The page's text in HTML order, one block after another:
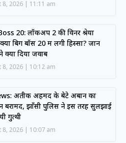
8, 2026 11:11 am
20: लॉकअप 2 की विनर श्रेया
बिग बॉस 20 में लेंगी हिस्सा? जानें
क्या दिया जवाब
8, 2026 10:12 am
अतीक अहमद के बेटे अबान का
बरामद, झाँसी पुलिस ने इस तरह सुलझाई
गुत्थी
8, 2026 10:07 am